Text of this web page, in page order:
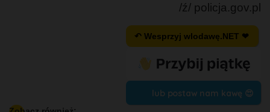
/ź/ policja.gov.pl
↶ Wesprzyj wlodawę.NET ❤
lub postaw nam kawę 😍